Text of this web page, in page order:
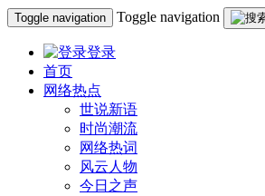
Toggle navigation Toggle navigation
登录
首页
网络热点
世说新语
时尚潮流
网络热词
风云人物
今日之声